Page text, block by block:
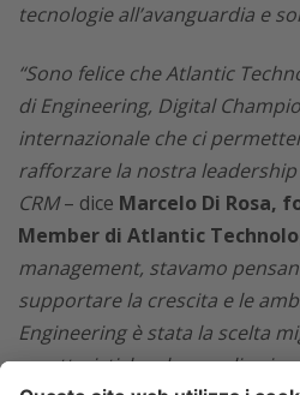
tecnologie all’avanguardia e
“Sono felice che Atlantic
di Engineering, Digital
internazionale che ci
rafforzare la nostra leadership
CRM– dice Marcelo Di Rosa,
Member di Atlantic
management, stavamo
supportare la crescita e le
Engineering è stata la scelta
caratteristiche che meglio si